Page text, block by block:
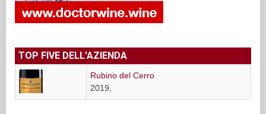
TOP FIVE DELL'AZIENDA
Rubino del Cerro
2019,